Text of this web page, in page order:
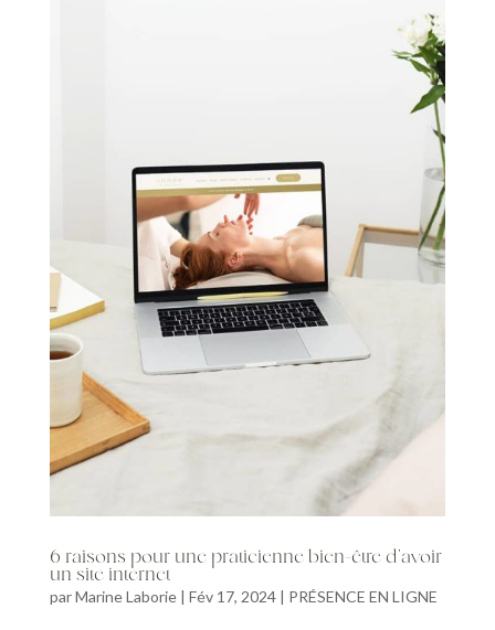
6 raisons pour une praticienne bien-être d’avoir
un site internet
parMarine Laborie| Fév 17, 2024| PRÉSENCE EN LIGNE